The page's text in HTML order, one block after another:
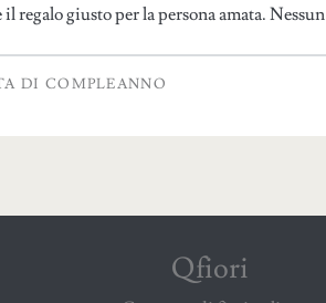
giusto per la persona amata. Nessun
DI COMPLEANNO
Qfiori